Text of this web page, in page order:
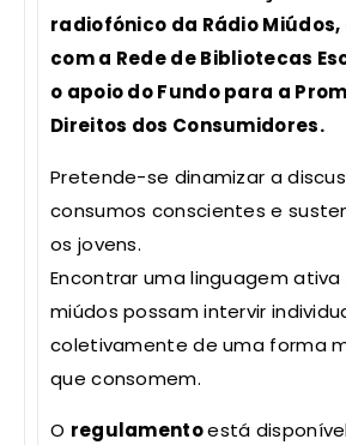
radiofónico da Rádio
com a Rede de Bibliotecas
o apoio do Fundo para a
Direitos dos Consumidores.
Pretende-se dinamizar a
consumos conscientes e
os jovens.
Encontrar uma linguagem
miúdos possam intervir
coletivamente de uma forma
que consomem.
O regulamentoestá